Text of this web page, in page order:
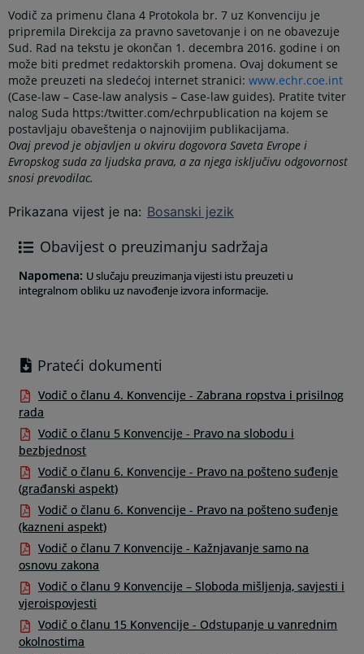
Vodič za primenu člana 4 Protokola br. 7 uz Konvenciju je
pripremila Direkcija za pravno savetovanje i on ne obavezuje
Sud. Rad na tekstu je okončan 1. decembra 2016. godine i on
može biti predmet redaktorskih promena. Ovaj dokument se
može preuzeti na sledećoj internet stranici:www.echr.coe.int
(Case-law – Case-law analysis – Case-law guides). Pratite tviter
nalog Suda https:/twitter.com/echrpublication na kojem se
postavljaju obaveštenja o najnovijim publikacijama.
Ovaj prevod je objavljen u okviru dogovora Saveta Evrope i
Evropskog suda za ljudska prava, a za njega isključivu odgovornost
snosi prevodilac.
Prikazana vijest je na: Bosanski jezik
Obavijest o preuzimanju sadržaja
Napomena: U slučaju preuzimanja vijesti istu preuzeti u
integralnom obliku uz navođenje izvora informacije.
Prateći dokumenti
Vodič o članu 4. Konvencije - Zabrana ropstva i prisilnog
rada
Vodič o članu 5 Konvencije - Pravo na slobodu i
bezbjednost
Vodič o članu 6. Konvencije - Pravo na pošteno suđenje
(građanski aspekt)
Vodič o članu 6. Konvencije - Pravo na pošteno suđenje
(kazneni aspekt)
Vodič o članu 7 Konvencije - Kažnjavanje samo na
osnovu zakona
Vodič o članu 9 Konvencije – Sloboda mišljenja, savjesti i
vjeroispovjesti
Vodič o članu 15 Konvencije - Odstupanje u vanrednim
okolnostima